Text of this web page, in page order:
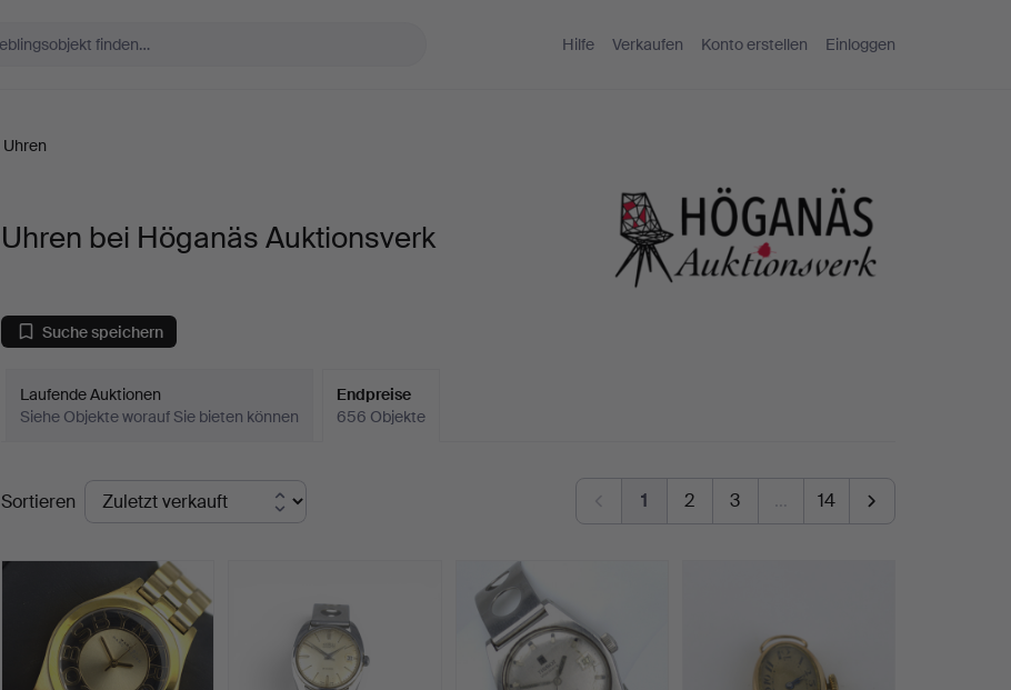
Hilfe Verkaufen Konto erstellen Einloggen
Uhren
Uhren bei Höganäs Auktionsverk
Suche speichern
Laufende Auktionen
Siehe Objekte worauf Sie bieten können
Endpreise
656 Objekte
Endpreise
Sortieren 1 2 3 … 14